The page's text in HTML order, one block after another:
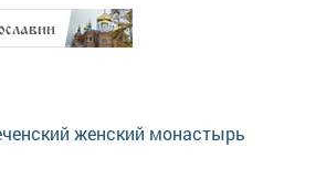
женский монастырь